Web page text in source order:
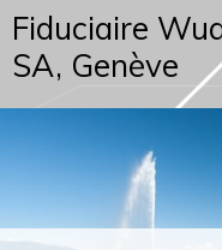
Fiduciaire
SA, Genève